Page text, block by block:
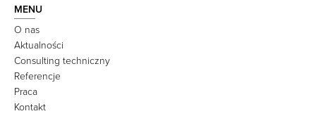
MENU
O nas
Aktualności
Consulting techniczny
Referencje
Praca
Kontakt